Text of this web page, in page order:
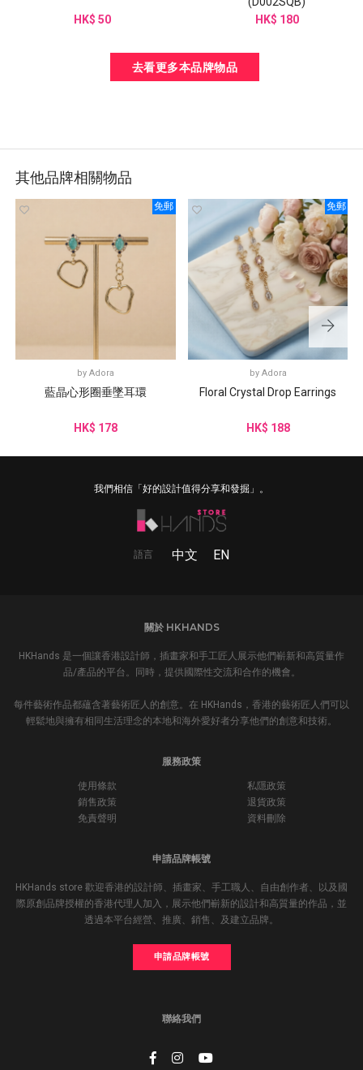
HK$ 50
HK$ 180
去看更多本品牌物品
其他品牌相關物品
免郵
by Adora
藍晶心形圈垂墜耳環
HK$ 178
免郵
by Adora
Floral Crystal Drop Earrings
HK$ 188
我們相信「好的設計值得分享和發掘」。
語言 中文 EN
關於 HKHANDS
HKHands 是一個讓香港設計師，插畫家和手工匠人展示他們嶄新和高質量作
品/產品的平台。同時，提供國際性交流和合作的機會。
每件藝術作品都蘊含著藝術匠人的創意。在 HKHands，香港的藝術匠人們可以
輕鬆地與擁有相同生活理念的本地和海外愛好者分享他們的創意和技術。
服務政策
使用條款
私隱政策
銷售政策
退貨政策
免責聲明
資料刪除
申請品牌帳號
HKHands store 歡迎香港的設計師、插畫家、手工職人、自由創作者、以及國
際原創品牌授權的香港代理人加入，展示他們嶄新的設計和高質量的作品，並
透過本平台經營、推廣、銷售、及建立品牌。
申請品牌帳號
聯絡我們